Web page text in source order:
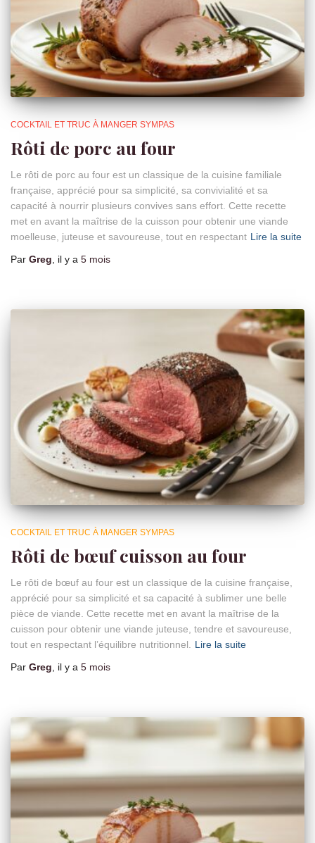
COCKTAIL ET TRUC À MANGER SYMPAS
Rôti de porc au four
Le rôti de porc au four est un classique de la cuisine familiale
française, apprécié pour sa simplicité, sa convivialité et sa
capacité à nourrir plusieurs convives sans effort. Cette recette
met en avant la maîtrise de la cuisson pour obtenir une viande
moelleuse, juteuse et savoureuse, tout en respectant Lire la suite
Par Greg , il y a 5 mois
COCKTAIL ET TRUC À MANGER SYMPAS
Rôti de bœuf cuisson au four
Le rôti de bœuf au four est un classique de la cuisine française,
apprécié pour sa simplicité et sa capacité à sublimer une belle
pièce de viande. Cette recette met en avant la maîtrise de la
cuisson pour obtenir une viande juteuse, tendre et savoureuse,
tout en respectant l’équilibre nutritionnel. Lire la suite
Par Greg, il y a 5 mois